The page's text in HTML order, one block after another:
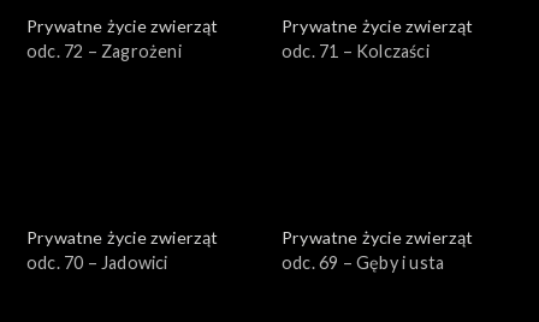
Prywatne życie zwierząt
odc. 72 – Zagrożeni
Prywatne życie zwierząt
odc. 71 – Kolczaści
Prywatne życie zwierząt
odc. 70 – Jadowici
Prywatne życie zwierząt
odc. 69 – Gęby i usta